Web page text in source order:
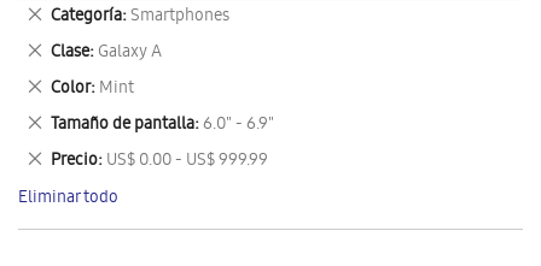
Categoría Smartphones
Eliminar
este
artículo
Clase Galaxy A
Eliminar
este
artículo
Color Mint
Eliminar
este
artículo
Tamaño de pantalla 6.0" - 6.9"
Eliminar
este
artículo
Precio US$ 0.00 - US$ 999.99
Eliminar
este
artículo
Eliminar todo